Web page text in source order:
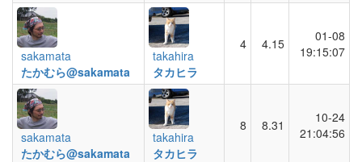
sakamata
たかむら@sakamata
takahira
タカヒラ
4 4.15
01-08
19:15:07
sakamata
たかむら@sakamata
takahira
タカヒラ
8 8.31
10-24
21:04:56